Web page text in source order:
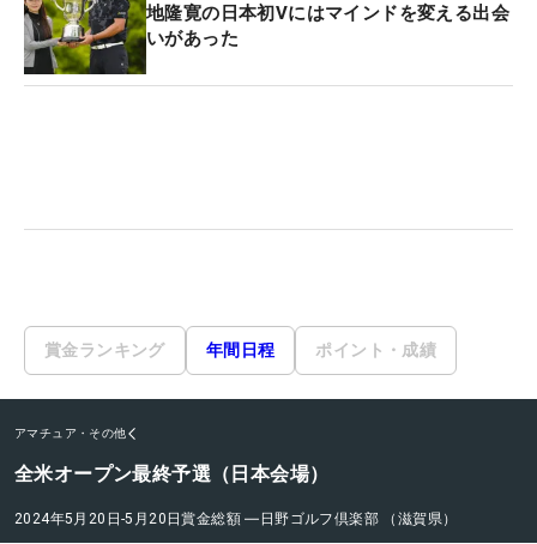
地隆寛の日本初Vにはマインドを変える出会
いがあった
賞金ランキング 年間日程 ポイント・成績
アマチュア・その他
全米オープン最終予選（日本会場）
2024年5月20日-5月20日賞金総額 ― 日野ゴルフ倶楽部 （滋賀県）